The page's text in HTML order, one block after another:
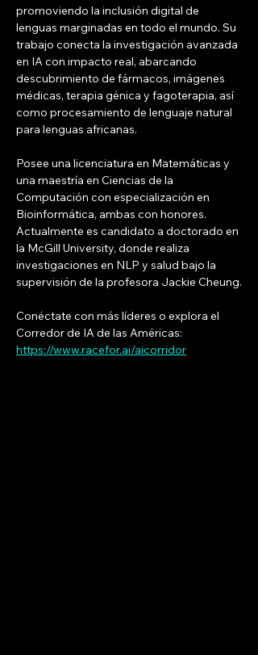
promoviendo la inclusión digital de
lenguas marginadas en todo el mundo. Su
trabajo conecta la investigación avanzada
en IA con impacto real, abarcando
descubrimiento de fármacos, imágenes
médicas, terapia génica y fagoterapia, así
como procesamiento de lenguaje natural
para lenguas africanas.
Posee una licenciatura en Matemáticas y
una maestría en Ciencias de la
Computación con especialización en
Bioinformática, ambas con honores.
Actualmente es candidato a doctorado en
la McGill University, donde realiza
investigaciones en NLP y salud bajo la
supervisión de la profesora Jackie Cheung.
Conéctate con más líderes o explora el
Corredor de IA de las Américas:
https://www.racefor.ai/aicorridor